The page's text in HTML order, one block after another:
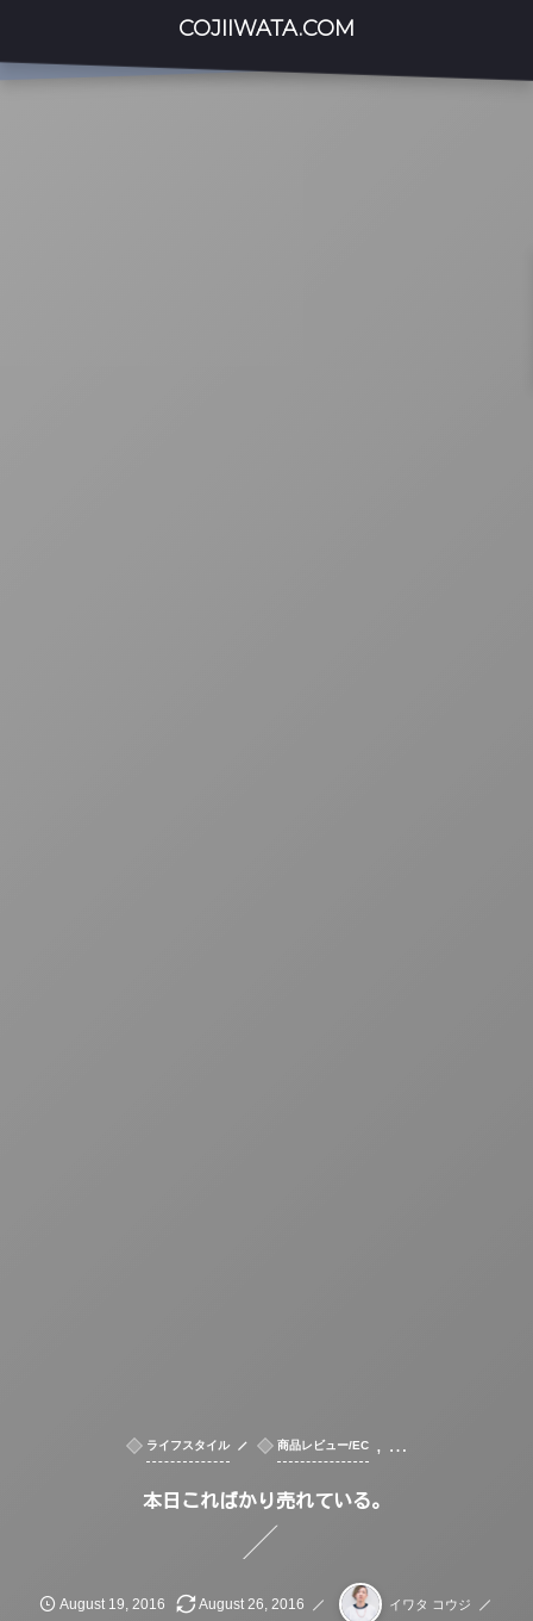
COJIIWATA.COM
ライフスタイル 商品レビュー/EC , …
本日こればかり売れている。
August 19 2016 August 26 2016 イワタ コウジ